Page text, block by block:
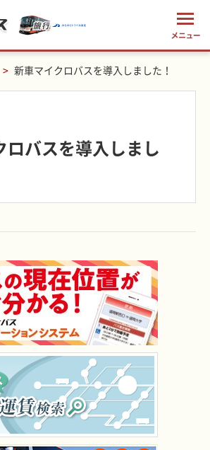
新車マイクロバスを導入しました！
ロバスを導入しまし